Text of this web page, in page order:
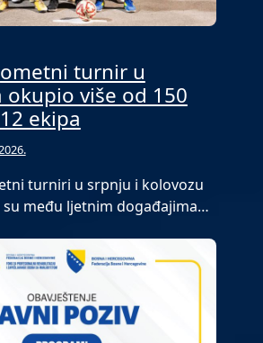
turnir u
okupio više od 150
ekipa
turniri u srpnju i kolovozu
među ljetnim događajima…